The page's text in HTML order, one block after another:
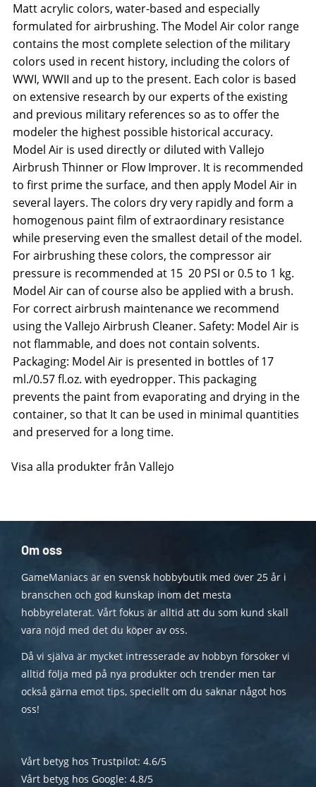
Matt acrylic colors, water-based and especially
formulated for airbrushing. The Model Air color range
contains the most complete selection of the military
colors used in recent history, including the colors of
WWI, WWII and up to the present. Each color is based
on extensive research by our experts of the existing
and previous military references so as to offer the
modeler the highest possible historical accuracy.
Model Air is used directly or diluted with Vallejo
Airbrush Thinner or Flow Improver. It is recommended
to first prime the surface, and then apply Model Air in
several layers. The colors dry very rapidly and form a
homogenous paint film of extraordinary resistance
while preserving even the smallest detail of the model.
For airbrushing these colors, the compressor air
pressure is recommended at 15  20 PSI or 0.5 to 1 kg.
Model Air can of course also be applied with a brush.
For correct airbrush maintenance we recommend
using the Vallejo Airbrush Cleaner. Safety: Model Air is
not flammable, and does not contain solvents.
Packaging: Model Air is presented in bottles of 17
ml./0.57 fl.oz. with eyedropper. This packaging
prevents the paint from evaporating and drying in the
container, so that It can be used in minimal quantities
and preserved for a long time.
Visa alla produkter från Vallejo
Om oss
GameManiacs är en svensk hobbybutik med över 25 år i
branschen och god kunskap inom det mesta
hobbyrelaterat. Vårt fokus är alltid att du som kund skall
vara nöjd med det du köper av oss.
Då vi själva är mycket intresserade av hobbyn försöker vi
alltid följa med på nya produkter och trender men tar
också gärna emot tips, speciellt om du saknar något hos
oss!
Vårt betyg hos Trustpilot: 4.6/5
Vårt betyg hos Google: 4.8/5